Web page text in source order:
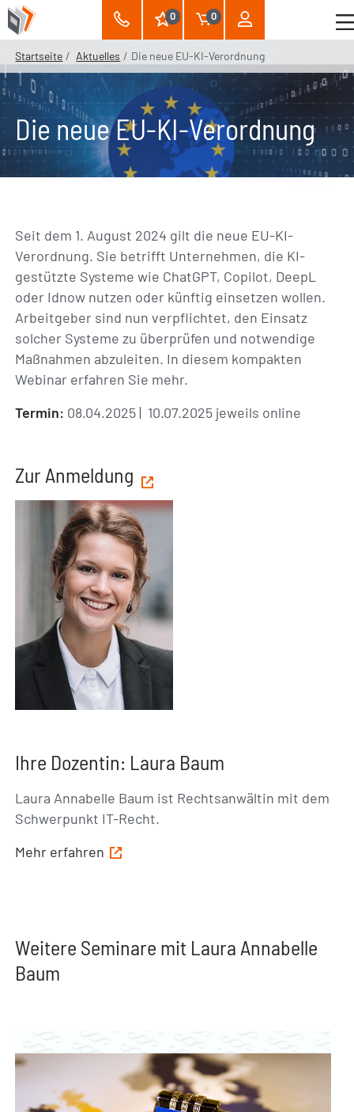
0 0
Startseite Aktuelles Die neue EU-KI-Verordnung
Die neue EU-KI-Verordnung
Seit dem 1. August 2024 gilt die neue EU-KI-
Verordnung. Sie betrifft Unternehmen, die KI-
gestützte Systeme wie ChatGPT, Copilot, DeepL
oder Idnow nutzen oder künftig einsetzen wollen.
Arbeitgeber sind nun verpflichtet, den Einsatz
solcher Systeme zu überprüfen und notwendige
Maßnahmen abzuleiten. In diesem kompakten
Webinar erfahren Sie mehr.
Termin: 08.04.2025 | 10.07.2025 jeweils online
Zur Anmeldung
Ihre Dozentin: Laura Baum
Laura Annabelle Baum ist Rechtsanwältin mit dem
Schwerpunkt IT-Recht.
Mehr erfahren
Weitere Seminare mit Laura Annabelle
Baum